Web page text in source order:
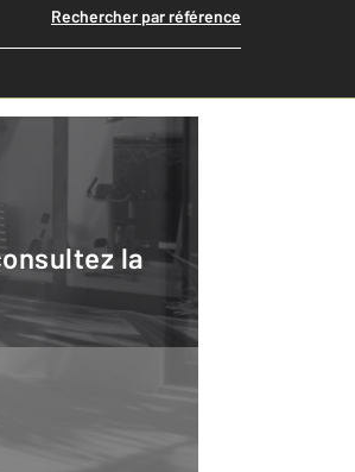
Rechercher par référence